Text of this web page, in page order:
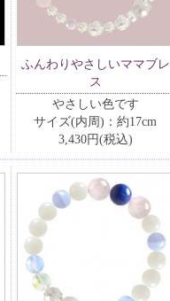
ふんわりやさしいママブレ
ス
やさしい色です
サイズ(内周)：約17cm
3,430円(税込)